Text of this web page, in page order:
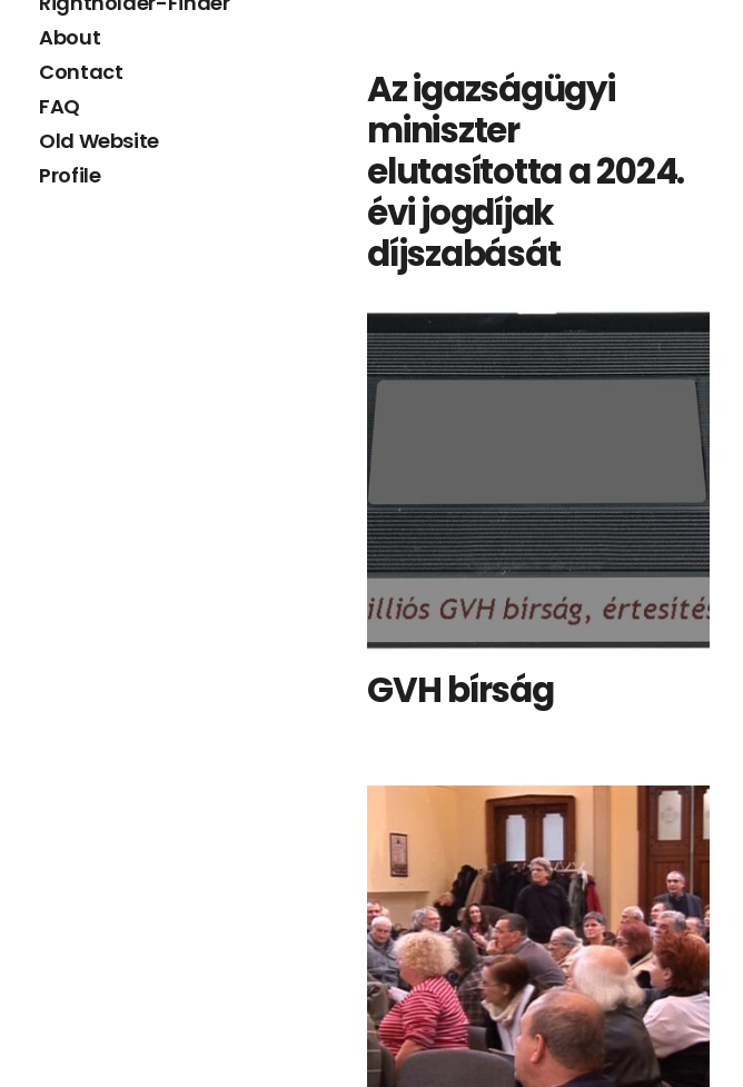
About
Contact
FAQ
Old Website
Profile
Az igazságügyi
miniszter
elutasította a 2024.
évi jogdíjak
díjszabását
GVH bírság